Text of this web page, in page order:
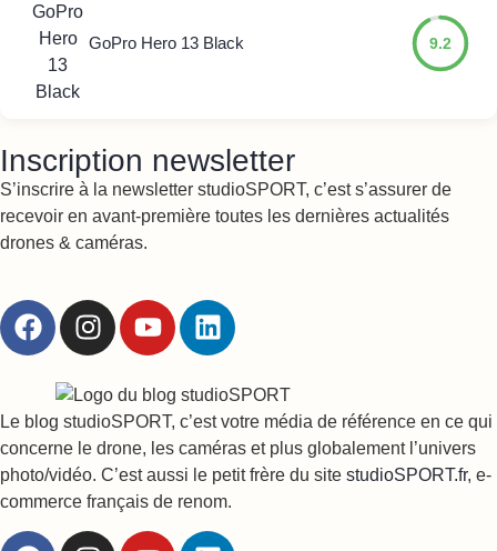
GoPro Hero 13 Black 9.2
Inscription newsletter
S’inscrire à la newsletter studioSPORT, c’est s’assurer de
recevoir en avant-première toutes les dernières actualités
drones & caméras.
Le blog studioSPORT, c’est votre média de référence en ce qui
concerne le drone, les caméras et plus globalement l’univers
photo/vidéo. C’est aussi le petit frère du site studioSPORT.fr, e-
commerce français de renom.